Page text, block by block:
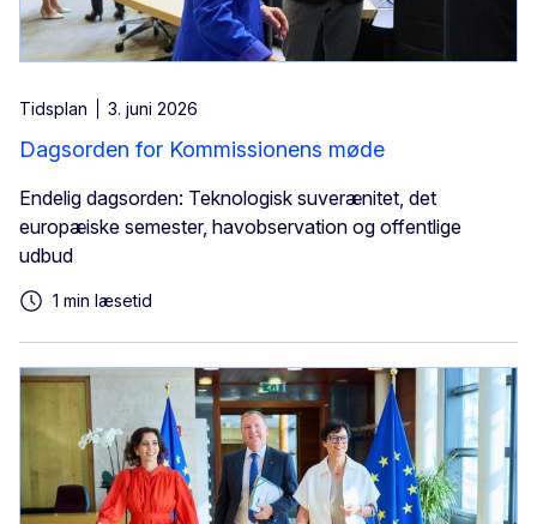
Tidsplan 3. juni 2026
Dagsorden for Kommissionens møde
Endelig dagsorden: Teknologisk suverænitet, det
europæiske semester, havobservation og offentlige
udbud
1 min læsetid